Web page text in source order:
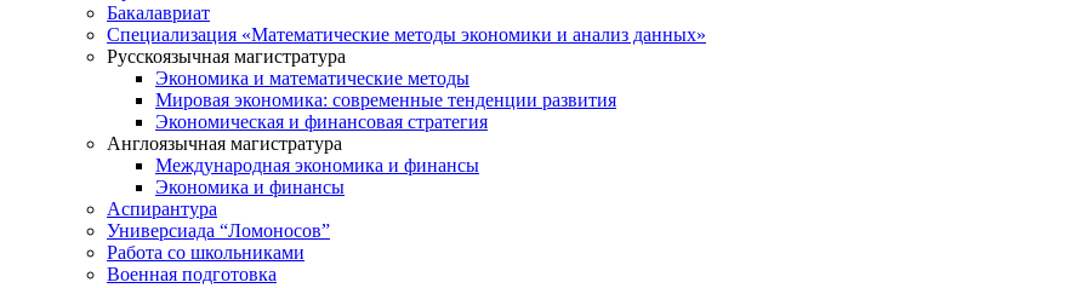
Бакалавриат
Специализация «Математические методы экономики и анализ данных»
Русскоязычная магистратура
Экономика и математические методы
Мировая экономика: современные тенденции развития
Экономическая и финансовая стратегия
Англоязычная магистратура
Международная экономика и финансы
Экономика и финансы
Аспирантура
Универсиада “Ломоносов”
Работа со школьниками
Военная подготовка